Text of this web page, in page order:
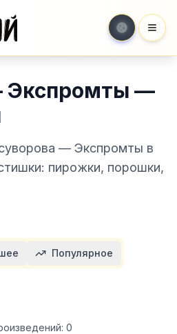
Экспромты —
— Экспромты в
пирожки, порошки,
Популярное
0